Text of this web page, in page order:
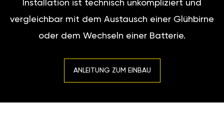
Installation ist technisch unkompliziert und
vergleichbar mit dem Austausch einer Glühbirne
oder dem Wechseln einer Batterie.
ANLEITUNG ZUM EINBAU